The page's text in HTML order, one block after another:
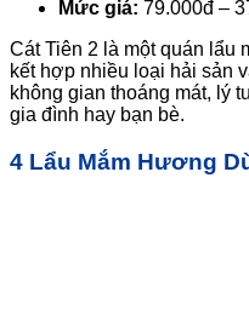
Mức giá: 79.000đ –
Cát Tiên 2 là một quán lẩu
kết hợp nhiều loại hải sản
không gian thoáng mát, lý
gia đình hay bạn bè.
4 Lẩu Mắm Hương